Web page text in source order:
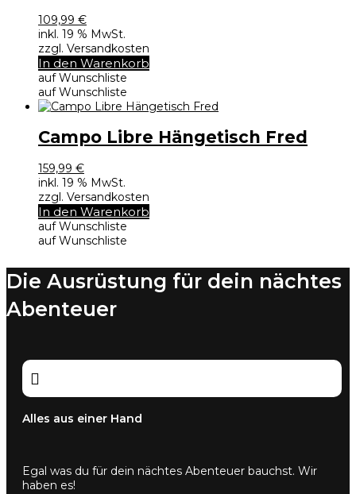
109,99 €
inkl. 19 % MwSt.
zzgl. Versandkosten
In den Warenkorb
auf Wunschliste
auf Wunschliste
Campo Libre Hängetisch Fred
159,99 €
inkl. 19 % MwSt.
zzgl. Versandkosten
In den Warenkorb
auf Wunschliste
auf Wunschliste
Die Ausrüstung für dein nächtes
Abenteuer

Alles aus einer Hand
Egal was du für dein nächtes Abenteuer bauchst. Wir
haben es!